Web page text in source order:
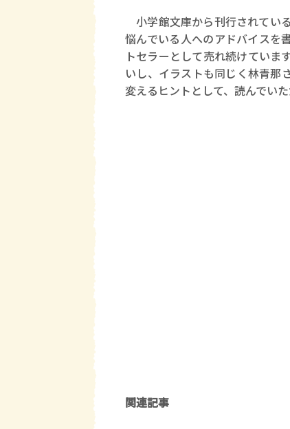
小学館文庫から刊行されてい
悩んでいる人へのアドバイスを
トセラーとして売れ続けていま
いし、イラストも同じく林青那
変えるヒントとして、読んでいた
関連記事